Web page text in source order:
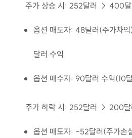
주가 상승 시: 252달러 → 400달
옵션 매도자: 48달러(주가차
달러 수익
옵션 매수자: 90달러 수익(10
주가 하락 시: 252달러 → 200달
옵션 매도자: -52달러(주가손